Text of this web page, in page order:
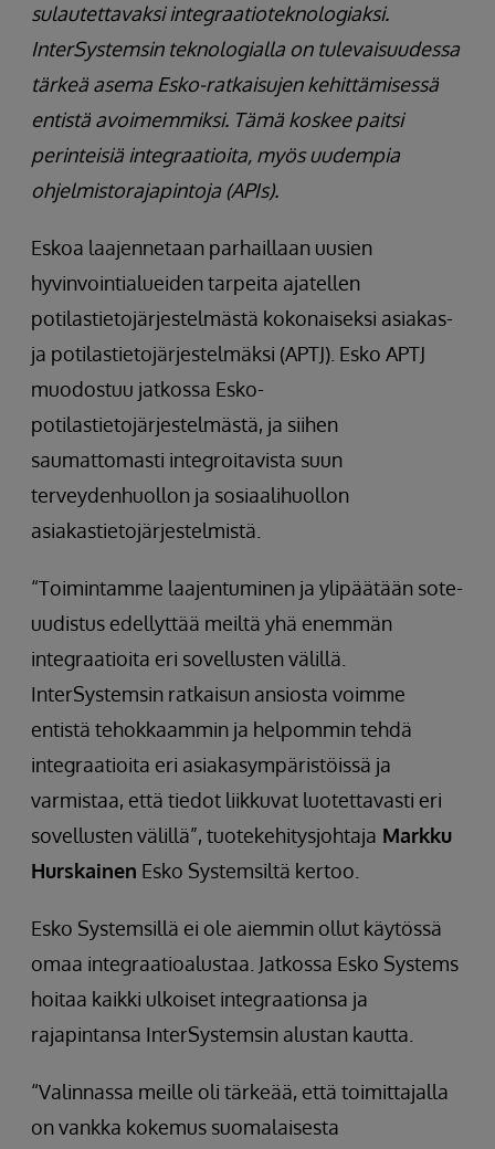
sulautettavaksi integraatioteknologiaksi.
InterSystemsin teknologialla on tulevaisuudessa
tärkeä asema Esko-ratkaisujen kehittämisessä
entistä avoimemmiksi. Tämä koskee paitsi
perinteisiä integraatioita, myös uudempia
ohjelmistorajapintoja (APIs).
Eskoa laajennetaan parhaillaan uusien
hyvinvointialueiden tarpeita ajatellen
potilastietojärjestelmästä kokonaiseksi asiakas-
ja potilastietojärjestelmäksi (APTJ). Esko APTJ
muodostuu jatkossa Esko-
potilastietojärjestelmästä, ja siihen
saumattomasti integroitavista suun
terveydenhuollon ja sosiaalihuollon
asiakastietojärjestelmistä.
“Toimintamme laajentuminen ja ylipäätään sote-
uudistus edellyttää meiltä yhä enemmän
integraatioita eri sovellusten välillä.
InterSystemsin ratkaisun ansiosta voimme
entistä tehokkaammin ja helpommin tehdä
integraatioita eri asiakasympäristöissä ja
varmistaa, että tiedot liikkuvat luotettavasti eri
sovellusten välillä”, tuotekehitysjohtaja Markku
Hurskainen Esko Systemsiltä kertoo.
Esko Systemsillä ei ole aiemmin ollut käytössä
omaa integraatioalustaa. Jatkossa Esko Systems
hoitaa kaikki ulkoiset integraationsa ja
rajapintansa InterSystemsin alustan kautta.
“Valinnassa meille oli tärkeää, että toimittajalla
on vankka kokemus suomalaisesta